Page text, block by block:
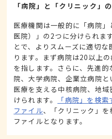
「病院」と「クリニック」
医療機関は一般的に「病院」
医院）」の2つに分けられま
とで、よりスムーズに適切
ります。まず病院は20以上
を指します。さらに、先進
院、大学病院、企業立病院
医療を支える中核病院、地
けられます。
「病院」を検
ファイル、「クリニック」を
ファイルとなります。